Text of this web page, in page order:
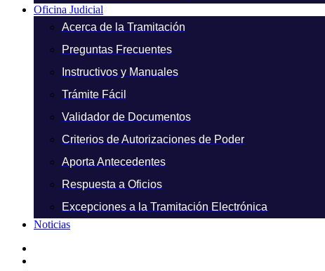
Oficina Judicial
Acerca de la Tramitación
Preguntas Frecuentes
Instructivos y Manuales
Trámite Fácil
Validador de Documentos
Criterios de Autorizaciones de Poder
Aporta Antecedentes
Respuesta a Oficios
Excepciones a la Tramitación Electrónica
Noticias